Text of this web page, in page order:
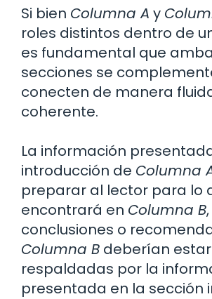
Si bien Columna A y
roles distintos dentro de
es fundamental que
secciones se
conecten de manera
coherente.
La información
introducción de Columna
preparar al lector para lo
encontrará en Columna B
conclusiones o
Columna B deberían estar
respaldadas por la
presentada en la sección